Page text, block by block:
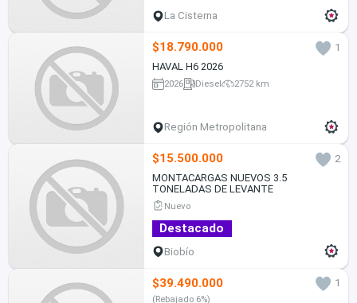
La Cisterna
$18.790.000
1
HAVAL H6 2026
2026 Diesel 2752 km
Región Metropolitana
$15.500.000
2
MONTACARGAS NUEVOS 3.5
TONELADAS DE LEVANTE
Nuevo
Destacado
Biobío
$39.490.000 1
(Rebajado 6%)